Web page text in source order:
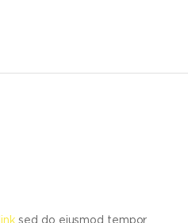
sed do eiusmod tempor